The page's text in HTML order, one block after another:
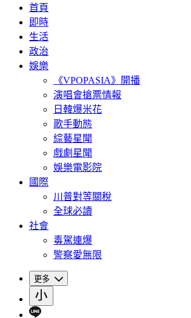
首頁
即時
生活
政治
娛樂
《VPOPASIA》開播
演唱會搶票情報
日韓爆米花
歌手動態
綜藝星聞
戲劇星聞
娛樂電影院
國際
川普對等關稅
全球必讀
社會
毒駕連爆
警察愛無限
更多